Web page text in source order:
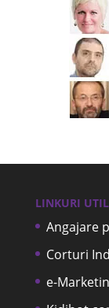
LINKURI
Angajare
Corturi
e-